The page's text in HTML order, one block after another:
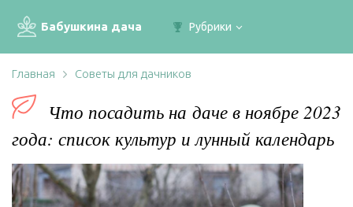
Бабушкина дача Рубрики
Главная Советы для дачников
Что посадить на даче в ноябре 2023
года: список культур и лунный календарь